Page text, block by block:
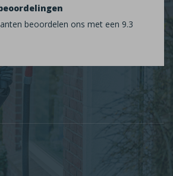
beoordelen ons met een 9.3